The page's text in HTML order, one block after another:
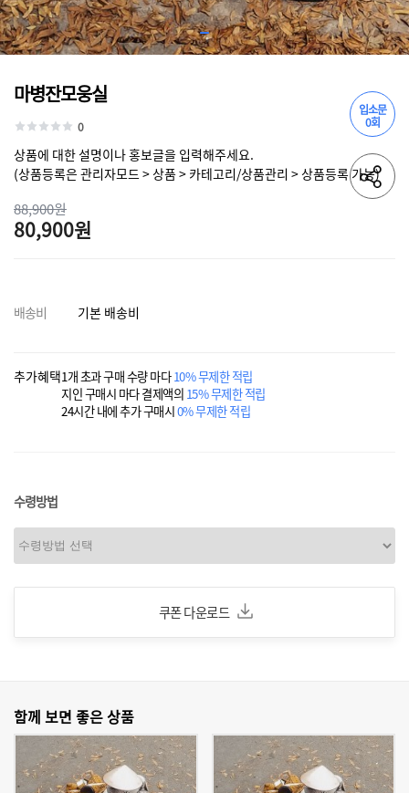
입소문
0회
마병잔모웅실
0
상품에 대한 설명이나 홍보글을 입력해주세요.
(상품등록은 관리자모드 > 상품 > 카테고리/상품관리 > 상품등록 가능)
88,900원
80,900원
배송비 기본 배송비
추가혜택1개 초과 구매 수량 마다10% 무제한 적립
지인 구매시 마다 결제액의 15% 무제한 적립
24시간 내에 추가 구매시0% 무제한 적립
수령방법
쿠폰 다운로드
함께 보면 좋은 상품